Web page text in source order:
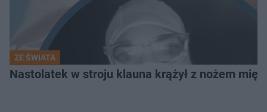
ZE ŚWIATA
Nastolatek w stroju klauna krążył z nożem